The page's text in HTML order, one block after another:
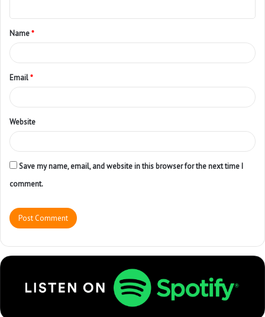
Name*
Email*
Website
Save my name, email, and website in this browser for the next time I
comment.